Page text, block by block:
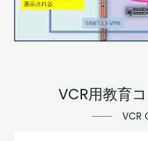
VCR用教育
VCR